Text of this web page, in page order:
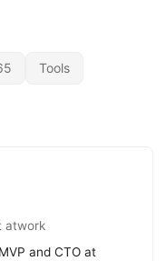
Tools
atwork
and CTO at